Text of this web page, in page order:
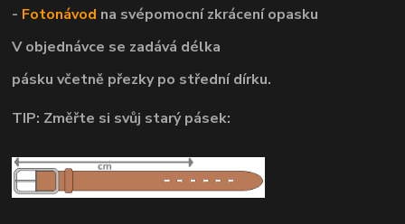
- Fotonávod na svépomocnízkrácení opasku
V objednávce se zadává délka
pásku včetně přezky po střední dírku.
TIP: Změřte si svůj starý pásek: